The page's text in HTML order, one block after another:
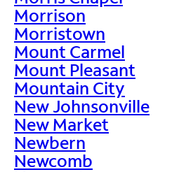
Morrison
Morristown
Mount Carmel
Mount Pleasant
Mountain City
New Johnsonville
New Market
Newbern
Newcomb